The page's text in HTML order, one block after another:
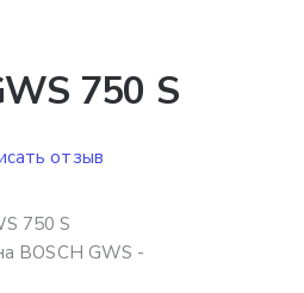
750 S
750 S
BOSCH GWS -
отзыв